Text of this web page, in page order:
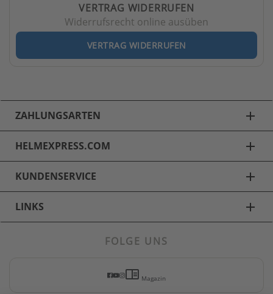
VERTRAG WIDERRUFEN
Widerrufsrecht online ausüben
VERTRAG WIDERRUFEN
ZAHLUNGSARTEN add
HELMEXPRESS.COM add
KUNDENSERVICE add
LINKS add
Motorradbekleidung
FOLGE UNS
chrome_reader_mode Magazin